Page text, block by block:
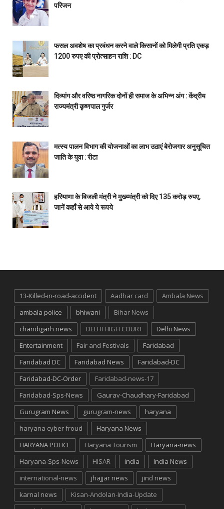
परिजन
फसल अवशेष का प्रबंधन करने वाले किसानों को मिलेगी प्रति एकड़
1200 रुपए की प्रोत्साहन राशि : DC
दिव्यांग और वरिष्ठ नागरिक दोनों ही समाज के अभिन्न अंग : केंद्रीय
राज्यमंत्री कृष्णपाल गुर्जर
मत्स्य पालन विभाग की योजनाओं का लाभ उठाएं बेरोजगार अनुसूचित
जाति के युवा : रीटा
हरियाणा के बिजली मंत्री ने मुख्य्मंत्री को दिए 135 करोड़ रुपए,
जानें कहाँ से आये ये रूपये
13-Killed-in-road-accident Aadhar card
Ambala News
ambala police
bhiwani
Bihar News
chandigarh news
DELHI HIGH COURT
Delhi News
Entertainment
Fair and Festivals
Faridabad
Faridabad DC
Faridabad News
Faridabad-DC
Faridabad-DC-Order
Faridabad-news-17
Faridabad-Sps-News
Gaurav-Chaudhary-Faridabad
Gurugram News
gurugram-news
haryana
haryana cyber froud
Haryana News
HARYANA POLICE
Haryana Tourism
Haryana-news
Haryana-Sps-News
HISAR india
India News
international-news
jhajjar news
jind news
karnal news
Kisan-Andolan-India-Update